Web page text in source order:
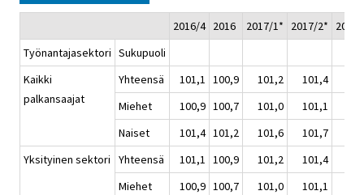
2016/4 2016 2017/1* 2017/2*
Työnantajasektori Sukupuoli
Kaikki
palkansaajat
Yhteensä 101,1 100,9 101,2 101,4
Miehet
100,9 100,7 101,0 101,1
Naiset
101,4 101,2 101,6 101,7
Yksityinen sektori
Yhteensä 101,1 100,9 101,2 101,4
Miehet
100,9 100,7 101,0 101,1